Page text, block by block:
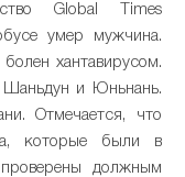
Global Times
умер мужчина.
хантавирусом.
и Юньнань.
Отмечается, что
которые были в
должным